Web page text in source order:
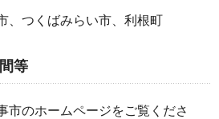
、つくばみらい市、利根町
等
市のホームページをご覧くださ